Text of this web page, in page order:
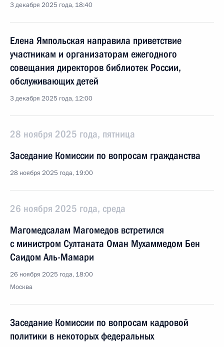
3 декабря 2025 года, 18:40
Елена Ямпольская направила приветствие
участникам и организаторам ежегодного
совещания директоров библиотек России,
обслуживающих детей
3 декабря 2025 года, 12:00
28 ноября 2025 года, пятница
Заседание Комиссии по вопросам гражданства
28 ноября 2025 года, 19:00
26 ноября 2025 года, среда
Магомедсалам Магомедов встретился
с министром Султаната Оман Мухаммедом Бен
Саидом Аль-Мамари
26 ноября 2025 года, 18:00
Москва
Заседание Комиссии по вопросам кадровой
политики в некоторых федеральных